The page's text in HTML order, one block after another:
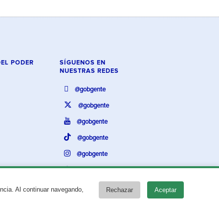
Al continuar navegando, Rechazar Aceptar
PODER
SÍGUENOS EN
NUESTRAS REDES
@gobgente
@gobgente
@gobgente
@gobgente
@gobgente
@gobgente